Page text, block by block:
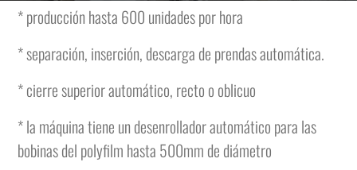
* producción hasta 600 unidades por hora
* separación, inserción, descarga de prendas automática.
* cierre superior automático, recto o oblicuo
* la máquina tiene un desenrollador automático para las
bobinas del polyfilm hasta 500mm de diámetro